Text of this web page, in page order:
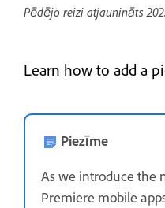
Pēdējo reizi atjaunināts
Learn how to add a
Piezīme
As we introduce the
Premiere mobile